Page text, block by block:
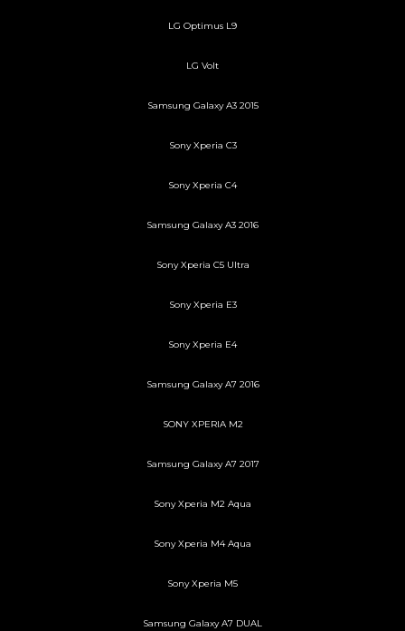
LG Optimus L9
LG Volt
Samsung Galaxy A3 2015
Sony Xperia C3
Sony Xperia C4
Samsung Galaxy A3 2016
Sony Xperia C5 Ultra
Sony Xperia E3
Sony Xperia E4
Samsung Galaxy A7 2016
SONY XPERIA M2
Samsung Galaxy A7 2017
Sony Xperia M2 Aqua
Sony Xperia M4 Aqua
Sony Xperia M5
Samsung Galaxy A7 DUAL